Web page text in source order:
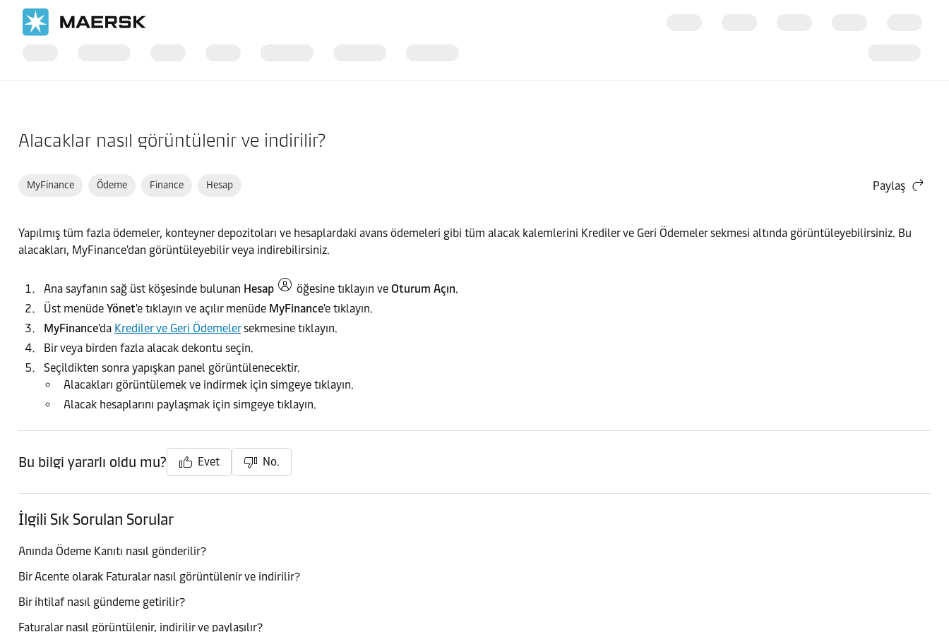
Alacaklar nasıl görüntülenir ve indirilir?
MyFinance Ödeme Finance Hesap Paylaş
Yapılmış tüm fazla ödemeler, konteyner depozitoları ve hesaplardaki avans ödemeleri gibi tüm alacak kalemlerini Krediler ve Geri Ödemeler sekmesi altında görüntüleyebilirsiniz. Bu
alacakları, MyFinance'dan görüntüleyebilir veya indirebilirsiniz.
Ana sayfanın sağ üst köşesinde bulunan Hesap öğesine tıklayın ve Oturum Açın.
Üst menüde Yönet'e tıklayın ve açılır menüde MyFinance'e tıklayın.
MyFinance'da Krediler ve Geri Ödemelersekmesine tıklayın.
Bir veya birden fazla alacak dekontu seçin.
Seçildikten sonra yapışkan panel görüntülenecektir.
Alacakları görüntülemek ve indirmek için simgeye tıklayın.
Alacak hesaplarını paylaşmak için simgeye tıklayın.
Bu bilgi yararlı oldu mu? Evet No.
İlgili Sık Sorulan Sorular
Anında Ödeme Kanıtı nasıl gönderilir?
Bir Acente olarak Faturalar nasıl görüntülenir ve indirilir?
Bir ihtilaf nasıl gündeme getirilir?
Faturalar nasıl görüntülenir, indirilir ve paylaşılır?